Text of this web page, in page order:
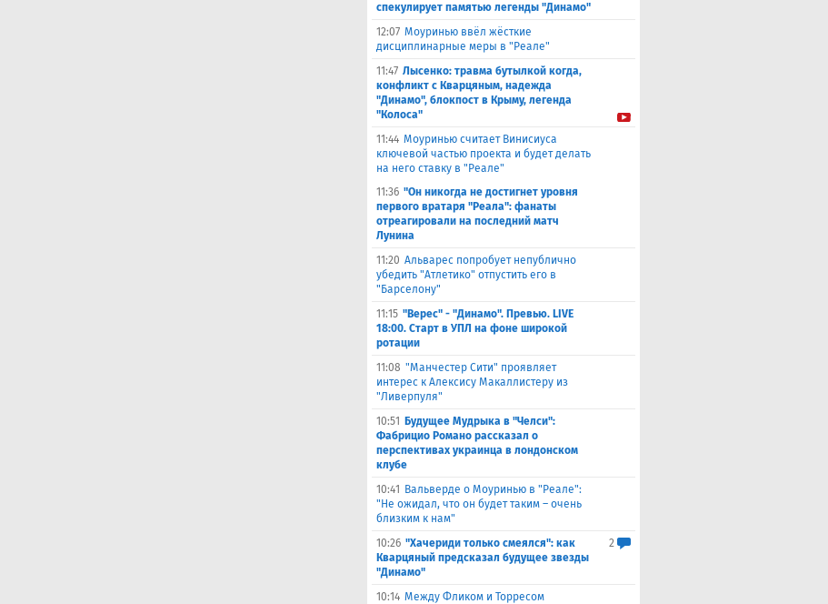
спекулирует памятью легенды "Динамо"
12:07 Моуринью ввёл жёсткие
дисциплинарные меры в "Реале"
11:47 Лысенко: травма бутылкой когда,
конфликт с Кварцяным, надежда
"Динамо", блокпост в Крыму, легенда
"Колоса"
11:44 Моуринью считает Винисиуса
ключевой частью проекта и будет делать
на него ставку в "Реале"
11:36 "Он никогда не достигнет уровня
первого вратаря "Реала": фанаты
отреагировали на последний матч
Лунина
11:20 Альварес попробует непублично
убедить "Атлетико" отпустить его в
"Барселону"
11:15 "Верес" - "Динамо". Превью. LIVE
18:00. Старт в УПЛ на фоне широкой
ротации
11:08 "Манчестер Сити" проявляет
интерес к Алексису Макаллистеру из
"Ливерпуля"
10:51
Будущее Мудрыка в "Челси":
Фабрицио Романо рассказал о
перспективах украинца в лондонском
клубе
10:41
Вальверде о Моуринью в "Реале":
"Не ожидал, что он будет таким – очень
близким к нам"
10:26 "Хачериди только смеялся": как
Кварцяный предсказал будущее звезды
"Динамо"
2
10:14 Между Фликом и Торресом